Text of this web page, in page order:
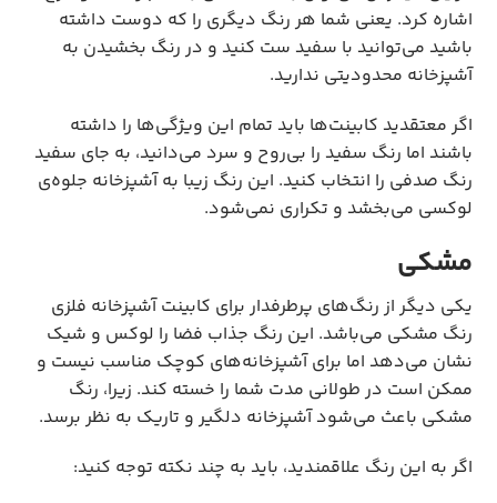
اشاره کرد. یعنی شما هر رنگ دیگری را که دوست داشته
باشید می‌توانید با سفید ست کنید و در رنگ بخشیدن به
آشپزخانه محدودیتی ندارید.
اگر معتقدید کابینت‌ها باید تمام این ویژگی‌ها را داشته
باشند اما رنگ سفید را بی‌روح و سرد می‌دانید، به جای سفید
رنگ صدفی را انتخاب کنید. این رنگ زیبا به آشپزخانه جلوه‌ی
لوکسی می‌بخشد و تکراری نمی‌شود.
مشکی
یکی دیگر از رنگ‌های پرطرفدار برای کابینت آشپزخانه فلزی
رنگ مشکی می‌باشد. این رنگ جذاب فضا را لوکس و شیک
نشان می‌دهد اما برای آشپزخانه‌های کوچک مناسب نیست و
ممکن است در طولانی مدت شما را خسته کند. زیرا، رنگ
مشکی باعث می‌شود آشپزخانه دلگیر و تاریک به نظر برسد.
اگر به این رنگ علاقمندید، باید به چند نکته توجه کنید: